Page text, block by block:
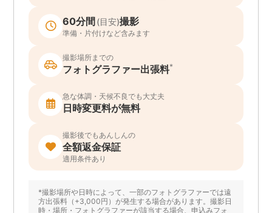
60分間 (目安)撮影
準備・片付けなど含みます
撮影場所までの
フォトグラファー出張料*
急な体調・天候不良でも大丈夫
日時変更料が無料
撮影後でもあんしんの
全額返金保証
適用条件あり
*撮影場所や日時によって、一部のフォトグラファーでは遠
方出張料（+3,000円）が発生する場合があります。撮影日
時・場所・フォトグラファーが該当する場合、申込みフォ